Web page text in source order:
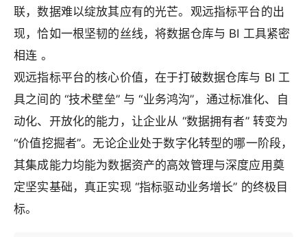
联，数据难以绽放其应有的光芒。观远指标平台的出
现，恰如一根坚韧的丝线，将数据仓库与 BI 工具紧密
相连 。
观远指标平台的核心价值，在于打破数据仓库与 BI 工
具之间的 “技术壁垒” 与 “业务鸿沟”，通过标准化、自
动化、开放化的能力，让企业从 “数据拥有者” 转变为
“价值挖掘者”。无论企业处于数字化转型的哪一阶段，
其集成能力均能为数据资产的高效管理与深度应用奠
定坚实基础，真正实现 “指标驱动业务增长” 的终极目
标。